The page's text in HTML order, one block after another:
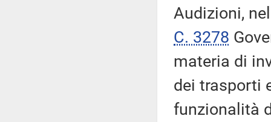
Audizioni,
C. 3278
materia di
dei trasporti
funzionalità